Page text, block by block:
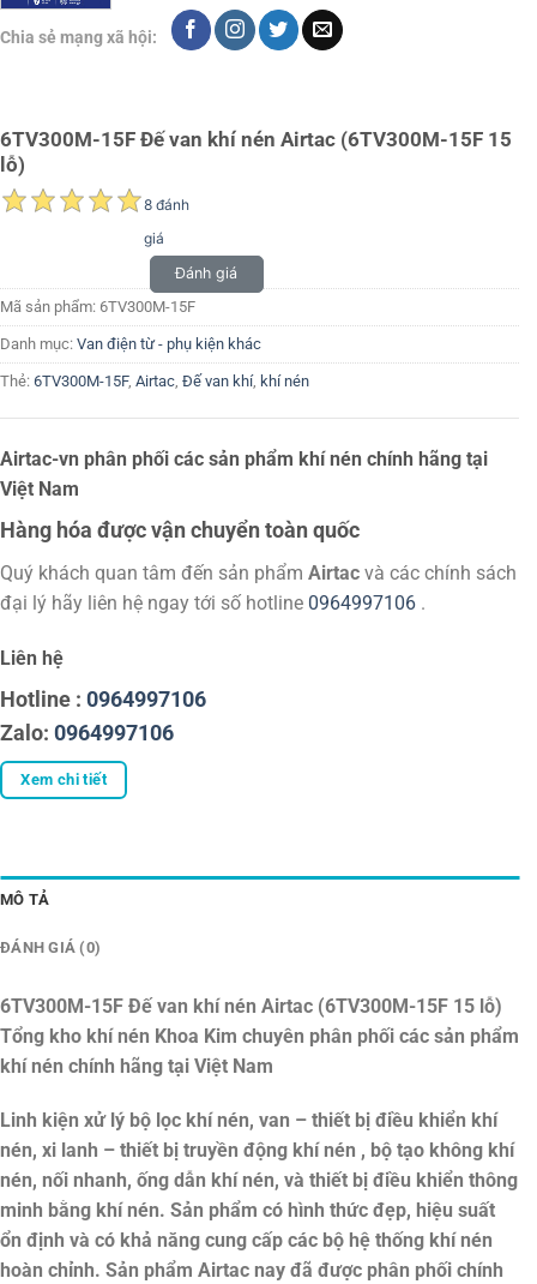
Chia sẻ mạng xã hội:
6TV300M-15F Đế van khí nén Airtac (6TV300M-15F 15
lỗ)
8 đánh
giá
Đánh giá
Mã sản phẩm: 6TV300M-15F
Danh mục: Van điện từ - phụ kiện khác
Thẻ: 6TV300M-15F, Airtac, Đế van khí, khí nén
Airtac-vn phân phối các sản phẩm khí nén chính hãng tại
Việt Nam
Hàng hóa được vận chuyển toàn quốc
Quý khách quan tâm đến sản phẩm Airtac và các chính sách
đại lý hãy liên hệ ngay tới số hotline 0964997106 .
Liên hệ
Hotline : 0964997106
Zalo: 0964997106
Xem chi tiết
MÔ TẢ
ĐÁNH GIÁ (0)
6TV300M-15F Đế van khí nén Airtac (6TV300M-15F 15 lỗ)
Tổng kho khí nén Khoa Kim chuyên phân phối các sản phẩm
khí nén chính hãng tại Việt Nam
Linh kiện xử lý bộ lọc khí nén, van – thiết bị điều khiển khí
nén, xi lanh – thiết bị truyền động khí nén , bộ tạo không khí
nén, nối nhanh, ống dẫn khí nén, và thiết bị điều khiển thông
minh bằng khí nén. Sản phẩm có hình thức đẹp, hiệu suất
ổn định và có khả năng cung cấp các bộ hệ thống khí nén
hoàn chỉnh. Sản phẩm Airtac nay đã được phân phối chính